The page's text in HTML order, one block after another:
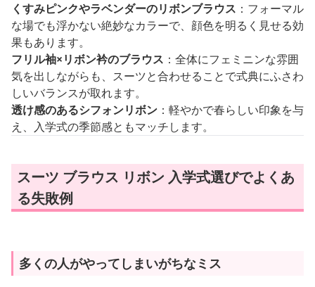
くすみピンクやラベンダーのリボンブラウス ：フォーマル
な場でも浮かない絶妙なカラーで、顔色を明るく見せる効
果もあります。
フリル袖×リボン衿のブラウス ：全体にフェミニンな雰囲
気を出しながらも、スーツと合わせることで式典にふさわ
しいバランスが取れます。
透け感のあるシフォンリボン ：軽やかで春らしい印象を与
え、入学式の季節感ともマッチします。
スーツ ブラウス リボン 入学式選びでよくあ
る失敗例
多くの人がやってしまいがちなミス